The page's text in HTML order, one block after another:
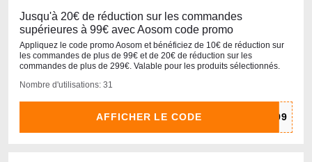
Jusqu'à 20€ de réduction sur les commandes
supérieures à 99€ avec Aosom code promo
Appliquez le code promo Aosom et bénéficiez de 10€ de réduction sur
les commandes de plus de 99€ et de 20€ de réduction sur les
commandes de plus de 299€. Valable pour les produits sélectionnés.
Nombre d'utilisations: 31
AFFICHER LE CODE